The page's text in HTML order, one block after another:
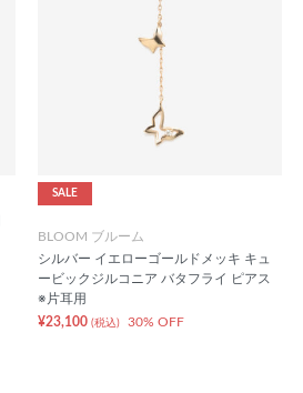
SALE
BLOOM ブルーム
シルバー イエローゴールドメッキ キュ
ービックジルコニア バタフライ ピアス
※片耳用
¥23,100 (税込) 30% OFF